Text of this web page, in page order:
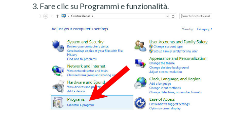
Fare clic su Programmi e funzionalità.